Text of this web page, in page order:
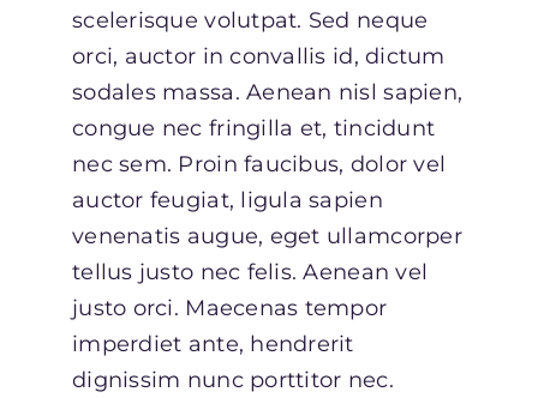
scelerisque volutpat. Sed neque
orci, auctor in convallis id, dictum
sodales massa. Aenean nisl sapien,
congue nec fringilla et, tincidunt
nec sem. Proin faucibus, dolor vel
auctor feugiat, ligula sapien
venenatis augue, eget ullamcorper
tellus justo nec felis. Aenean vel
justo orci. Maecenas tempor
imperdiet ante, hendrerit
dignissim nunc porttitor nec.